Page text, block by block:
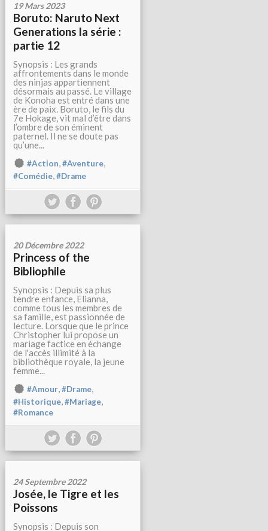
19 Mars 2023
Boruto: Naruto Next
Generations la série :
partie 12
Synopsis : Les grands
affrontements dans le monde
des ninjas appartiennent
désormais au passé. Le village
de Konoha est entré dans une
ère de paix. Boruto, le fils du
7e Hokage, vit mal d’être dans
l’ombre de son éminent
paternel. Il ne se doute pas
qu’une...
#Action,#Aventure,
#Comédie,#Drame
20 Décembre 2022
Princess of the
Bibliophile
Synopsis : Depuis sa plus
tendre enfance, Elianna,
comme tous les membres de
sa famille, est passionnée de
lecture. Lorsque que le prince
Christopher lui propose un
mariage factice en échange
de l'accès illimité à la
bibliothèque royale, la jeune
femme...
#Amour,#Drame,
#Historique,#Mariage,
#Romance
24 Septembre 2022
Josée, le Tigre et les
Poissons
Synopsis : Depuis son